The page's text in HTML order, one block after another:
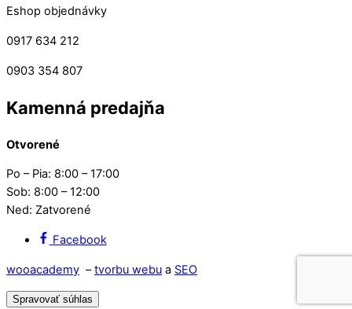
Eshop objednávky
0917 634 212
0903 354 807
Kamenná predajňa
Otvorené
Po – Pia: 8:00 – 17:00
Sob: 8:00 – 12:00
Ned: Zatvorené
Facebook
wooacademy –tvorbu webu a SEO
Spravovať súhlas